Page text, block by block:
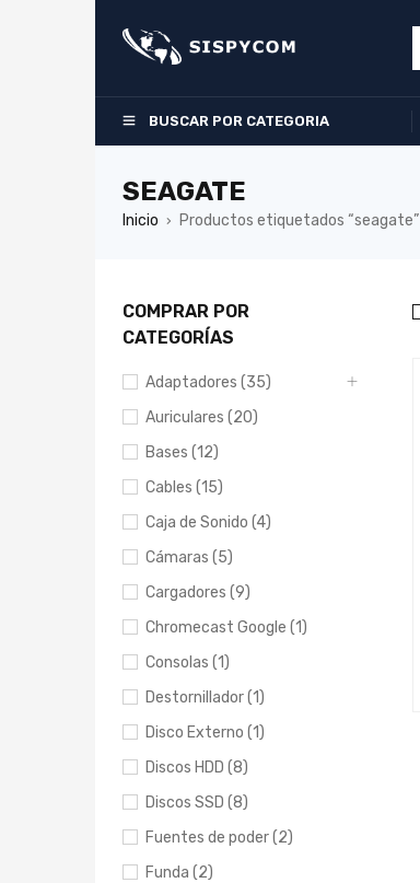
BUSCAR POR CATEGORIA
SEAGATE
Inicio › Productos etiquetados “seagate”
COMPRAR POR
CATEGORÍAS
Adaptadores (35)
Auriculares (20)
Bases (12)
Cables (15)
Caja de Sonido (4)
Cámaras (5)
Cargadores (9)
Chromecast Google (1)
Consolas (1)
Destornillador (1)
Disco Externo (1)
Discos HDD (8)
Discos SSD (8)
Fuentes de poder (2)
Funda (2)